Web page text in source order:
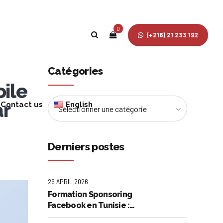
0
(+216) 21 233 192
Contact us English
Catégories
Sélectionner une catégorie
Derniers postes
26 APRIL 2026
Formation Sponsoring
Facebook en Tunisie :
Maîtrisez l'Art de la